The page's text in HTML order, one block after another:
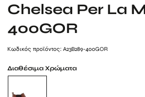
Chelsea Per La
400GOR
Kωδικός προϊόντος: A23B289-400GOR
Διαθέσιμα Χρώματα